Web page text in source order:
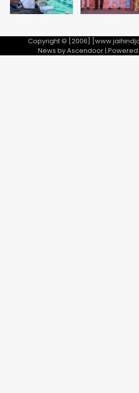
फरार आरोपी
Team JHJ
Copyright © [2006]
News byAscendoor|